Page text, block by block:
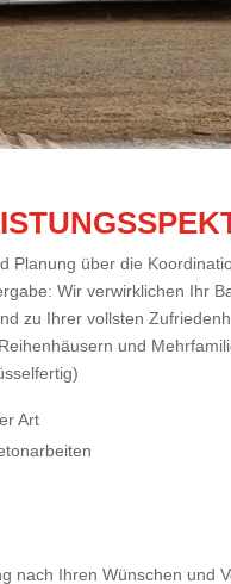
Planung über die
Wir verwirklichen Ihr
zu Ihrer vollsten
und
Art
nach Ihren Wünschen und